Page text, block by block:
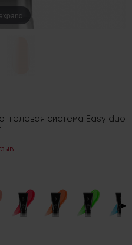
гелевая система Easy duo
▶